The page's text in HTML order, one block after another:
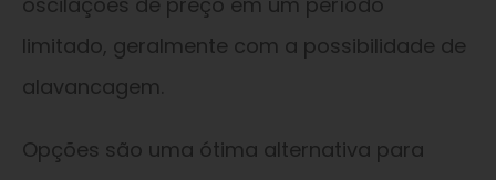
limitado, geralmente com a possibilidade de
alavancagem.
Opções são uma ótima alternativa para